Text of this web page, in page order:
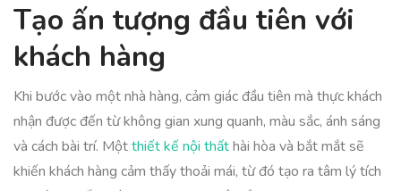
Tạo ấn tượng đầu tiên với
khách hàng
Khi bước vào một nhà hàng, cảm giác đầu tiên mà thực khách
nhận được đến từ không gian xung quanh, màu sắc, ánh sáng
và cách bài trí. Mộtthiết kế nội thấthài hòa và bắt mắt sẽ
khiến khách hàng cảm thấy thoải mái, từ đó tạo ra tâm lý tích